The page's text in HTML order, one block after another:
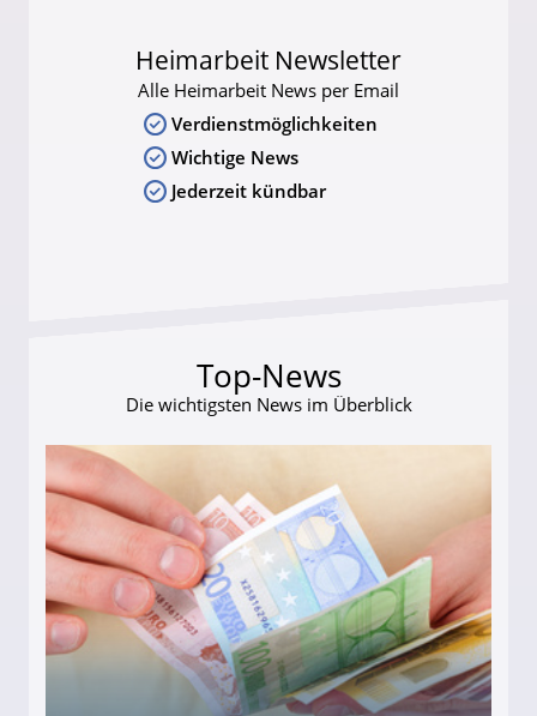
Heimarbeit Newsletter
Alle Heimarbeit News per Email
Verdienstmöglichkeiten
Wichtige News
Jederzeit kündbar
Top-News
Die wichtigsten News im Überblick